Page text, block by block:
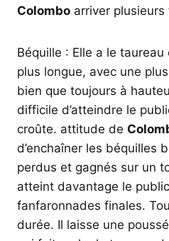
Colombo arriver plusieurs
Béquille : Elle a le taureau
plus longue, avec une
bien que toujours à
difficile d’atteindre le
croûte. attitude de
d’enchaîner les béquilles
perdus et gagnés sur un
atteint davantage le
fanfaronnades finales.
durée. Il laisse une